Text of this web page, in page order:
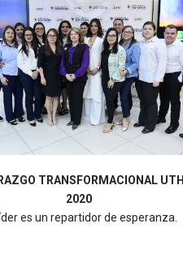
TRANSFORMACIONAL UTH
2020
es un repartidor de esperanza.